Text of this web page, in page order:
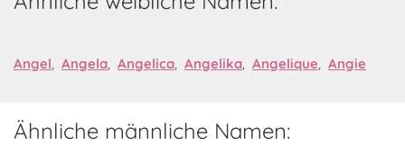
Angel, Angela, Angelica, Angelika, Angelique, Angie
Ähnliche männliche Namen: